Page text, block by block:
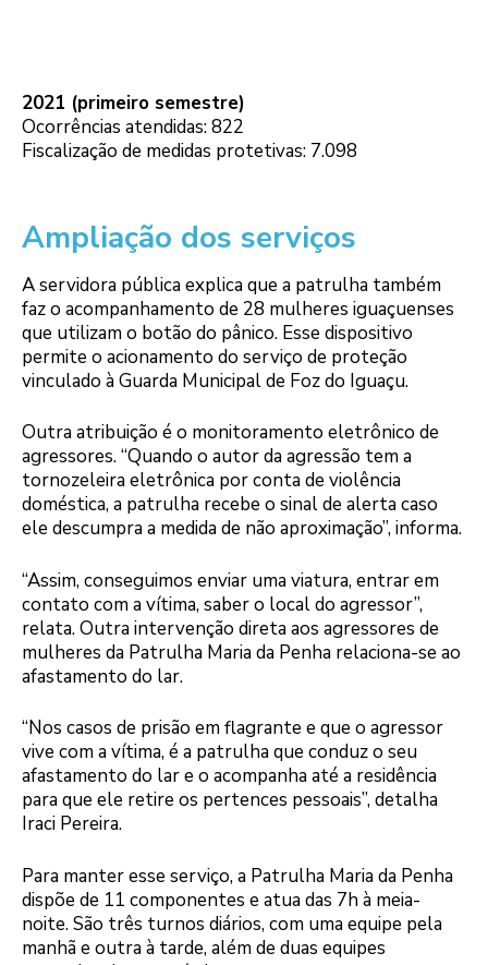
2021 (primeiro semestre)
Ocorrências atendidas: 822
Fiscalização de medidas protetivas: 7.098
Ampliação dos serviços
A servidora pública explica que a patrulha também
faz o acompanhamento de 28 mulheres iguaçuenses
que utilizam o botão do pânico. Esse dispositivo
permite o acionamento do serviço de proteção
vinculado à Guarda Municipal de Foz do Iguaçu.
Outra atribuição é o monitoramento eletrônico de
agressores. “Quando o autor da agressão tem a
tornozeleira eletrônica por conta de violência
doméstica, a patrulha recebe o sinal de alerta caso
ele descumpra a medida de não aproximação”, informa.
“Assim, conseguimos enviar uma viatura, entrar em
contato com a vítima, saber o local do agressor”,
relata. Outra intervenção direta aos agressores de
mulheres da Patrulha Maria da Penha relaciona-se ao
afastamento do lar.
“Nos casos de prisão em flagrante e que o agressor
vive com a vítima, é a patrulha que conduz o seu
afastamento do lar e o acompanha até a residência
para que ele retire os pertences pessoais”, detalha
Iraci Pereira.
Para manter esse serviço, a Patrulha Maria da Penha
dispõe de 11 componentes e atua das 7h à meia-
noite. São três turnos diários, com uma equipe pela
manhã e outra à tarde, além de duas equipes